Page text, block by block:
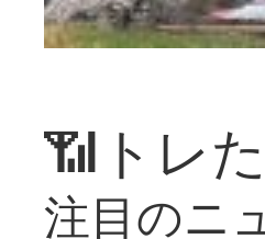
📶トレ
注目のニ